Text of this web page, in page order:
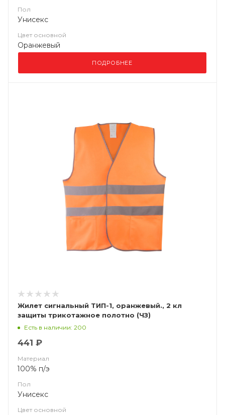
Пол
Унисекс
Цвет основной
Оранжевый
ПОДРОБНЕЕ
Жилет сигнальный ТИП-1, оранжевый., 2 кл
защиты трикотажное полотно (ЧЗ)
Есть в наличии: 200
441 ₽
Материал
100% п/э
Пол
Унисекс
Цвет основной